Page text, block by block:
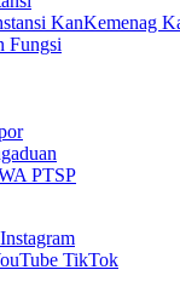
KanKemenag
Fungsi
PTSP
Instagram
TikTok